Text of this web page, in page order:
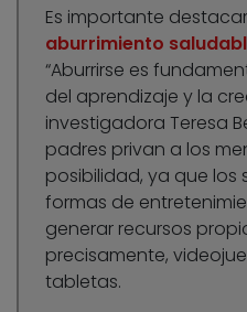
Es importante
aburrimiento
“Aburrirse es
del aprendizaje y la
investigadora Teresa
padres privan a los
posibilidad, ya que los
formas de
generar recursos
precisamente,
tabletas.